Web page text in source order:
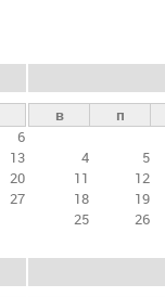
6
13
20
27
в п
4
5
11
12
18
19
25
26